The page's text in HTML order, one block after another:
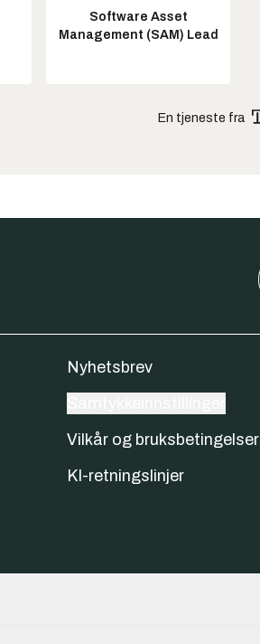
Software Asset
Management (SAM) Lead
En tjeneste fra
Nyhetsbrev
Vilkår og bruksbetingelser
KI-retningslinjer